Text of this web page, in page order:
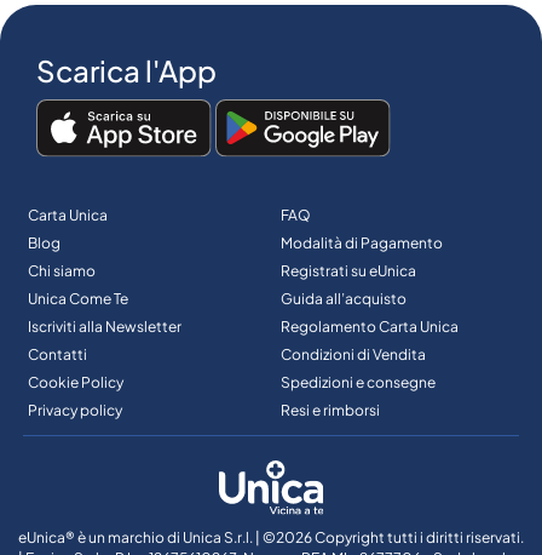
Scarica l'App
Carta Unica
Blog
Chi siamo
Unica Come Te
Iscriviti alla Newsletter
Contatti
Cookie Policy
Privacy policy
FAQ
Modalità di Pagamento
Registrati su eUnica
Guida all’acquisto
Regolamento Carta Unica
Condizioni di Vendita
Spedizioni e consegne
Resi e rimborsi
eUnica® è un marchio di Unica S.r.l. | ©2026 Copyright tutti i diritti riservati.